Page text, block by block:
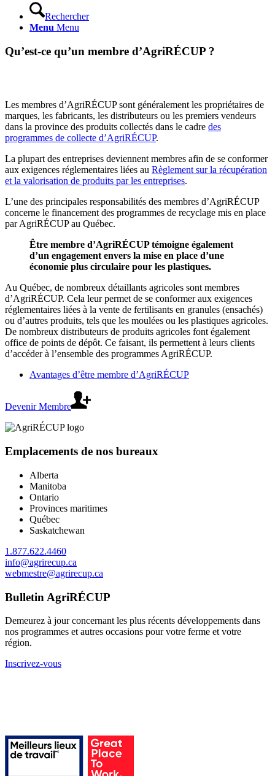
Rechercher
Menu Menu
Qu’est-ce qu’un membre d’AgriRÉCUP ?
Les membres d’AgriRÉCUP sont généralement les propriétaires de
marques, les fabricants, les distributeurs ou les premiers vendeurs
dans la province des produits collectés dans le cadre des
programmes de collecte d’AgriRÉCUP.
La plupart des entreprises deviennent membres afin de se conformer
aux exigences réglementaires liées au Règlement sur la récupération
et la valorisation de produits par les entreprises.
L’une des principales responsabilités des membres d’AgriRÉCUP
concerne le financement des programmes de recyclage mis en place
par AgriRÉCUP au Québec.
Être membre d’AgriRÉCUP témoigne également
d’un engagement envers la mise en place d’une
économie plus circulaire pour les plastiques.
Au Québec, de nombreux détaillants agricoles sont membres
d’AgriRÉCUP. Cela leur permet de se conformer aux exigences
réglementaires liées à la vente de fertilisants en granules (ensachés)
ou d’autres produits, tels que les moulées ou les plastiques agricoles.
De nombreux distributeurs de produits agricoles font également
office de points de dépôt. Ce faisant, ils permettent à leurs clients
d’accéder à l’ensemble des programmes AgriRÉCUP.
Avantages d’être membre d’AgriRÉCUP
Devenir Membre
Emplacements de nos bureaux
Alberta
Manitoba
Ontario
Provinces maritimes
Québec
Saskatchewan
1.877.622.4460
info@agrirecup.ca
webmestre@agrirecup.ca
Bulletin AgriRÉCUP
Demeurez à jour concernant les plus récents développements dans
nos programmes et autres occasions pour votre ferme et votre
région.
Inscrivez-vous